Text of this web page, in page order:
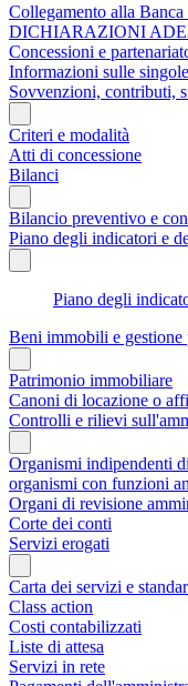
Collegamento alla
DICHIARAZIONI
Concessioni e
Informazioni sulle
Sovvenzioni, contributi,
Criteri e modalità
Atti di concessione
Bilanci
Bilancio preventivo e
Piano degli indicatori e
Piano degli
Beni immobili e gestione
Patrimonio immobiliare
Canoni di locazione o
Controlli e rilievi
Organismi indipendenti
organismi con funzioni
Organi di revisione
Corte dei conti
Servizi erogati
Carta dei servizi e
Class action
Costi contabilizzati
Liste di attesa
Servizi in rete